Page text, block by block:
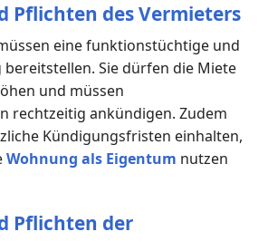
Pflichten des Vermieters
eine funktionstüchtige und
Sie dürfen die Miete
und müssen
rechtzeitig ankündigen. Zudem
Kündigungsfristen einhalten,
Wohnung als Eigentum nutzen
Pflichten der